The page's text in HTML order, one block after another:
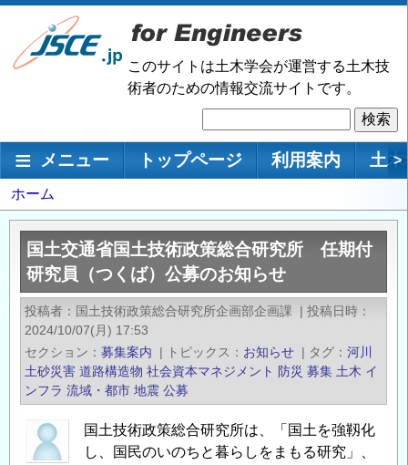
メ
ン
移
このサイトは土木学会が運営する土木技
術者のための情報交流サイトです。
索
メインナビゲーション
メニュー トップページ 利用案内 土 >
パ
ン
く
ず
ホーム
国土交通省国土技術政策総合研究所 任期付
研究員（つくば）公募のお知らせ
投稿者 国土技術政策総合研究所企画部企画課 | 投稿日時
2024/10/07(月) 17:53
セクション
募集案内 | トピックス お知らせ | タグ
河川
土砂災害 道路構造物 社会資本マネジメント 防災 募集 土木 イ
ンフラ 流域・都市 地震 公募
国土技術政策総合研究所は、「国土を強靱化
し、国民のいのちと暮らしをまもる研究」、